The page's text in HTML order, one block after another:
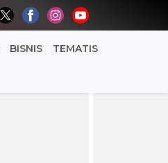
BISNIS TEMATIS